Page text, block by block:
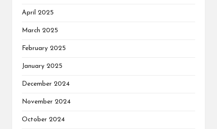
April 2025
March 2025
February 2025
January 2025
December 2024
November 2024
October 2024